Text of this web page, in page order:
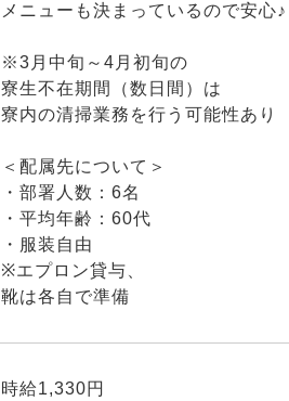
メニューも決まっているので安心♪
※3月中旬～4月初旬の
寮生不在期間（数日間）は
寮内の清掃業務を行う可能性あり
＜配属先について＞
・部署人数：6名
・平均年齢：60代
・服装自由
※エプロン貸与、
靴は各自で準備
時給1,330円